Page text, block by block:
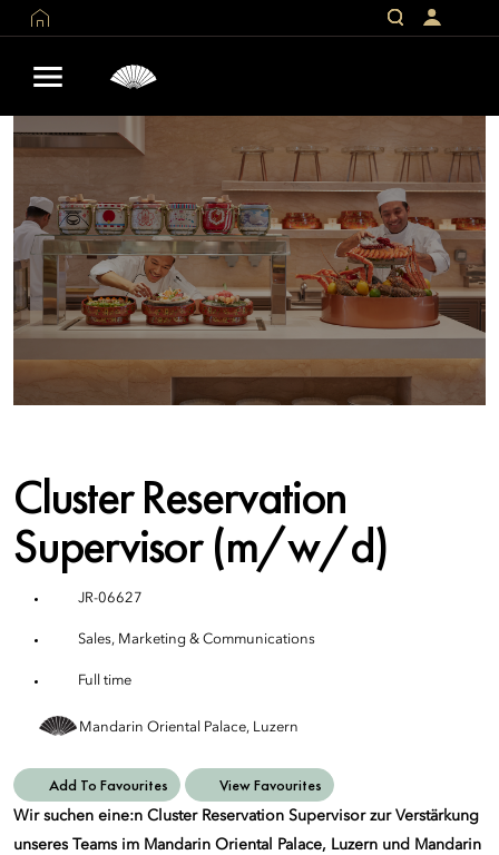
Cluster Reservation
Supervisor (m/w/d)
JR-06627
Sales, Marketing & Communications
Full time
Mandarin Oriental Palace, Luzern
Add To Favourites View Favourites
Wir suchen eine:n Cluster Reservation Supervisor zur Verstärkung
unseres Teams im Mandarin Oriental Palace, Luzern und Mandarin